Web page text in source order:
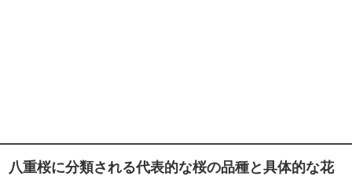
八重桜に分類される代表的な桜の品種と具体的な花